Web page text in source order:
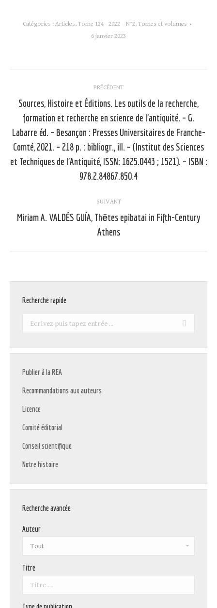
Catégories : Articles, Tome 124 - 2022 – N°2, Tomes et volumes
6 janvier 2023
article
PRÉCÉDENT
Article
précédent
:
Sources, Histoire et Éditions. Les outils de la recherche,
formation et recherche en science de l’antiquité. – G.
Labarre éd. – Besançon : Presses Universitaires de Franche-
Comté, 2021. – 218 p. : bibliogr., ill. – (Institut des Sciences
et Techniques de l’Antiquité, ISSN: 1625.0443 ; 1521). – ISBN :
978.2.84867.850.4
SUIVANT
Article
suivant
Miriam A. VALDÉS GUÍA, Thētes epibatai in Fifth-Century
Athens
Recherche rapide
Recherche
Publier à la REA
Recommandations aux auteurs
Licence
Comité éditorial
Conseil scientifique
Notre histoire
Recherche avancée
Auteur
Titre